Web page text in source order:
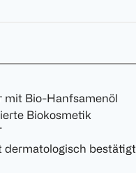
mit Bio-Hanfsamenöl
Biokosmetik
dermatologisch bestätigt